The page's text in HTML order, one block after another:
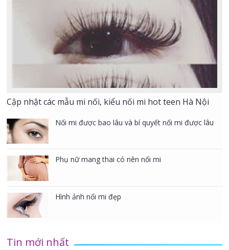
Cập nhật các mẫu mi nối, kiểu nối mi hot teen Hà Nội
Nối mi được bao lâu và bí quyết nối mi được lâu
Phụ nữ mang thai có nên nối mi
Hình ảnh nối mi đẹp
Tin mới nhất